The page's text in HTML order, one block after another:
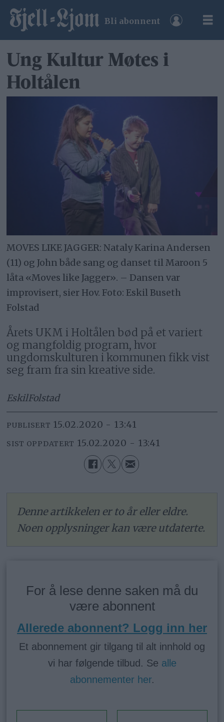
Bli abonnent
Ung Kultur Møtes i
Holtålen
MOVES LIKE JAGGER: Nataly Karina Andersen
(11) og John både sang og danset til Maroon 5
låta «Moves like Jagger». – Dansen var
improvisert, sier Hov. Foto: Eskil Buseth
Folstad
Årets UKM i Holtålen bød på et variert
og mangfoldig program, hvor
ungdomskulturen i kommunen fikk vist
seg fram fra sin kreative side.
EskilFolstad
PUBLISERT 15.02.2020 - 13:41
SIST OPPDATERT 15.02.2020 - 13:41
Denne artikkelen er to år eller eldre.
Noen opplysninger kan være utdaterte.
For å lese denne saken må du
være abonnent
Allerede abonnent? Logg inn her
Et abonnement gir tilgang til alt innhold og
vi har følgende tilbud. Se alle
abonnementer her.